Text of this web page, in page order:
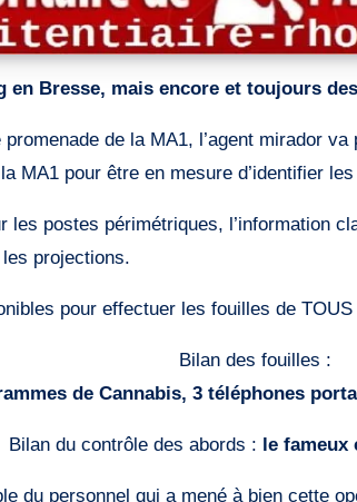
en Bresse, mais encore et toujours
de la MA1, l’agent mirador
MA1 pour être en mesure d’identifier
les postes périmétriques, l’information
projections.
pour effectuer les fouilles de
Bilan des fouilles :
de Cannabis, 3 téléphones
Bilan du contrôle des abords : le
du personnel qui a mené à bien cette